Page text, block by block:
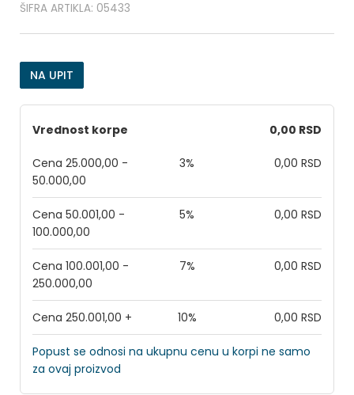
ŠIFRA ARTIKLA: 05433
NA UPIT
Vrednost korpe 0,00 RSD
Cena 25.000,00 -
50.000,00
3% 0,00 RSD
Cena 50.001,00 -
100.000,00
5% 0,00 RSD
Cena 100.001,00 -
250.000,00
7% 0,00 RSD
Cena 250.001,00 + 10% 0,00 RSD
Popust se odnosi na ukupnu cenu u korpi ne samo
za ovaj proizvod